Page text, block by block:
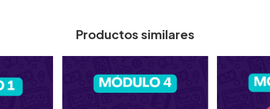
Productos similares